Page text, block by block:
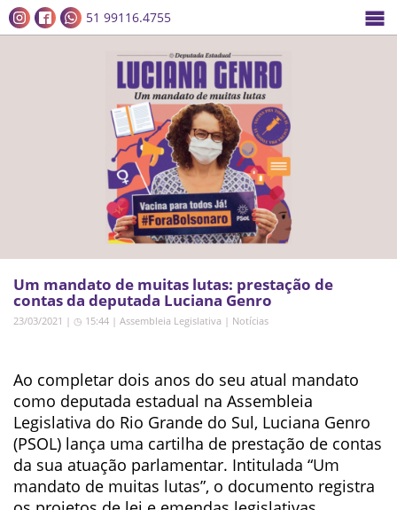
51 99116.4755
Um mandato de muitas lutas: prestação de
contas da deputada Luciana Genro
23/03/2021 | ◷ 15:44 | Assembleia Legislativa | Notícias
Ao completar dois anos do seu atual mandato
como deputada estadual na Assembleia
Legislativa do Rio Grande do Sul, Luciana Genro
(PSOL) lança uma cartilha de prestação de contas
da sua atuação parlamentar. Intitulada “Um
mandato de muitas lutas”, o documento registra